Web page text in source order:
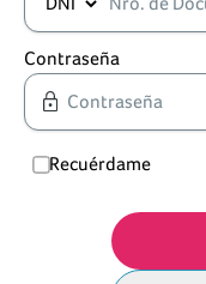
Contraseña
Recuérdame